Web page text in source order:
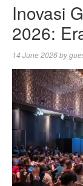
Inovasi
2026:
14 June 2026by